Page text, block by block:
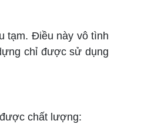
tạm. Điều này vô tình
chỉ được sử dụng
chất lượng: